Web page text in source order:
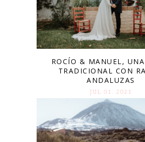
ROCÍO & MANUEL,
TRADICIONAL CON
ANDALUZAS
JUL 01. 2021